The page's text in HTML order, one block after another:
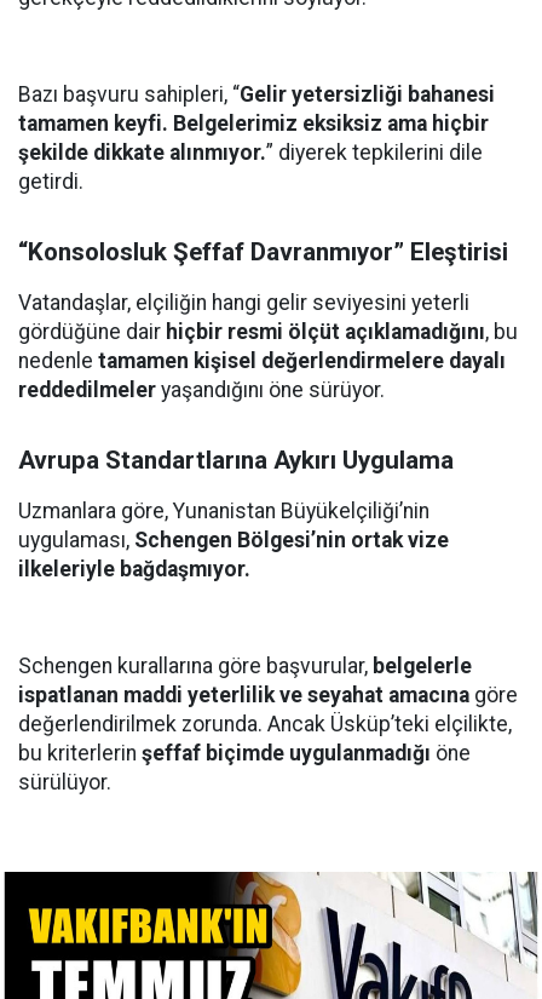
Bazı başvuru sahipleri, “Gelir yetersizliği bahanesi
tamamen keyfi. Belgelerimiz eksiksiz ama hiçbir
şekilde dikkate alınmıyor.” diyerek tepkilerini dile
getirdi.
“Konsolosluk Şeffaf Davranmıyor” Eleştirisi
Vatandaşlar, elçiliğin hangi gelir seviyesini yeterli
gördüğüne dair hiçbir resmi ölçüt açıklamadığını, bu
nedenle tamamen kişisel değerlendirmelere dayalı
reddedilmeler yaşandığını öne sürüyor.
Avrupa Standartlarına Aykırı Uygulama
Uzmanlara göre, Yunanistan Büyükelçiliği’nin
uygulaması, Schengen Bölgesi’nin ortak vize
ilkeleriyle bağdaşmıyor.
Schengen kurallarına göre başvurular, belgelerle
ispatlanan maddi yeterlilik ve seyahat amacına göre
değerlendirilmek zorunda. Ancak Üsküp’teki elçilikte,
bu kriterlerin şeffaf biçimde uygulanmadığı öne
sürülüyor.